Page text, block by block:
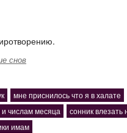
снов
мне приснилось что я в халате
числам месяца
сонник влезать
имам